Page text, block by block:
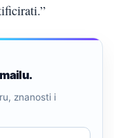
znanosti i